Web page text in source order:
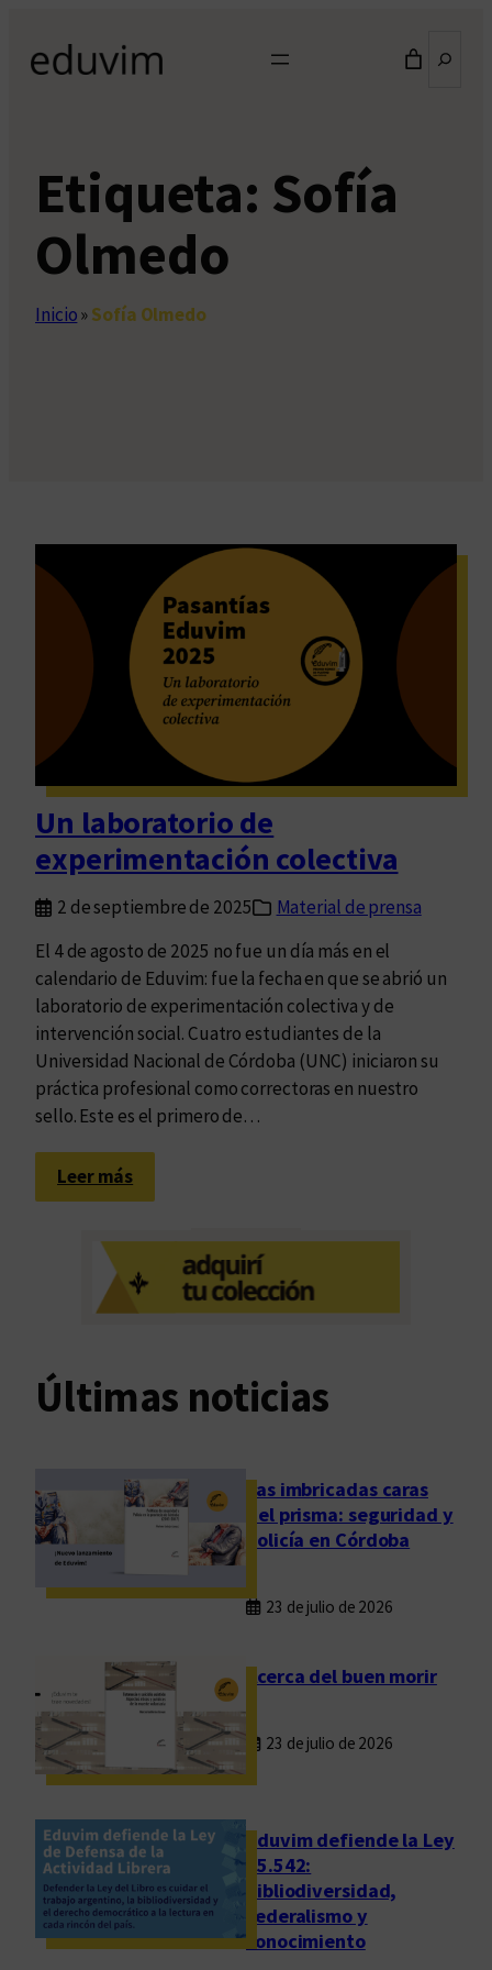
contenido
Etiqueta: Sofía
Olmedo
Inicio»Sofía Olmedo
Un laboratorio de
experimentación colectiva
2 de septiembre de 2025
Material de prensa
El 4 de agosto de 2025 no fue un día más en el
calendario de Eduvim: fue la fecha en que se abrió un
laboratorio de experimentación colectiva y de
intervención social. Cuatro estudiantes de la
Universidad Nacional de Córdoba (UNC) iniciaron su
práctica profesional como correctoras en nuestro
sello. Este es el primero de…
Leer más:
U
a
b
a
r
i
e
p
e
m
n
t
a
c
i
Últimas noticias
Las imbricadas caras
del prisma: seguridad y
policía en Córdoba
23 de julio de 2026
Acerca del buen morir
23 de julio de 2026
Eduvim defiende la Ley
25.542:
bibliodiversidad,
federalismo y
conocimiento